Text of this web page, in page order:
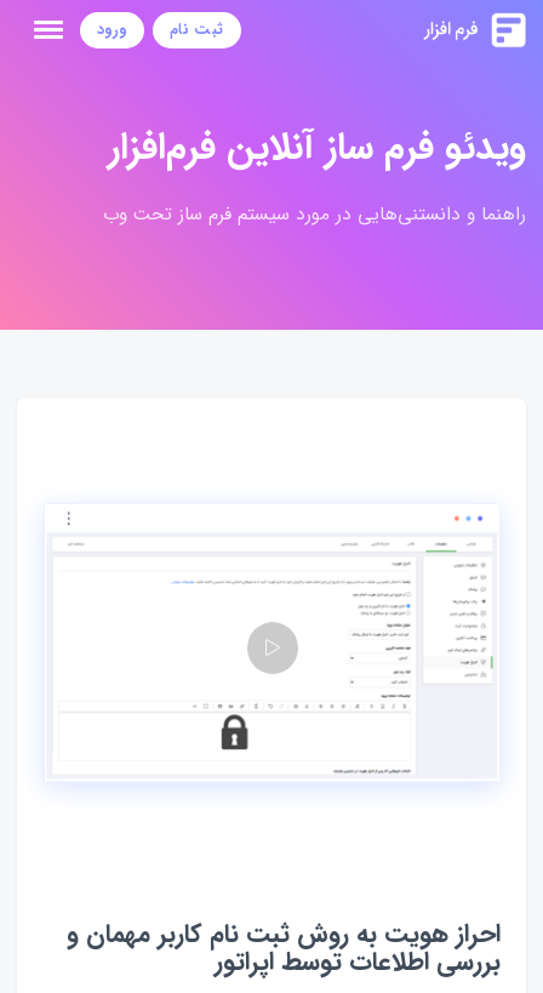
ثبت نام ورود
ویدئو فرم ساز آنلاین فرم‌افزار
راهنما و دانستنی‌هایی در مورد سیستم فرم ساز تحت وب
احراز هویت به روش ثبت نام کاربر مهمان و
بررسی اطلاعات توسط اپراتور